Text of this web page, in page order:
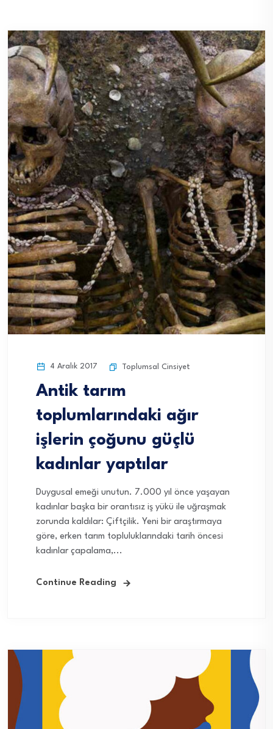
4 Aralık 2017 Toplumsal Cinsiyet
Antik tarım
toplumlarındaki ağır
işlerin çoğunu güçlü
kadınlar yaptılar
Duygusal emeği unutun. 7.000 yıl önce yaşayan
kadınlar başka bir orantısız iş yükü ile uğraşmak
zorunda kaldılar: Çiftçilik. Yeni bir araştırmaya
göre, erken tarım topluluklarındaki tarih öncesi
kadınlar çapalama,...
Continue Reading